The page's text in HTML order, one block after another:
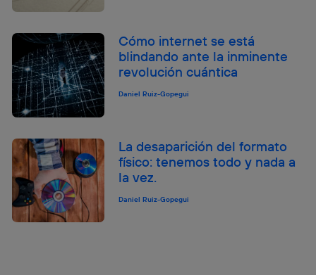
Cómo internet se está
blindando ante la inminente
revolución cuántica
Daniel Ruiz-Gopegui
La desaparición del formato
físico: tenemos todo y nada a
la vez.
Daniel Ruiz-Gopegui